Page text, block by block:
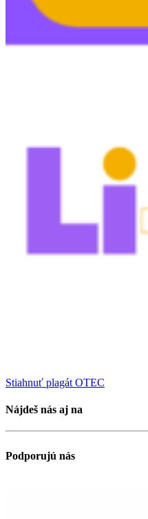
Stiahnuť plagát OTEC
Nájdeš nás aj na
Podporujú nás